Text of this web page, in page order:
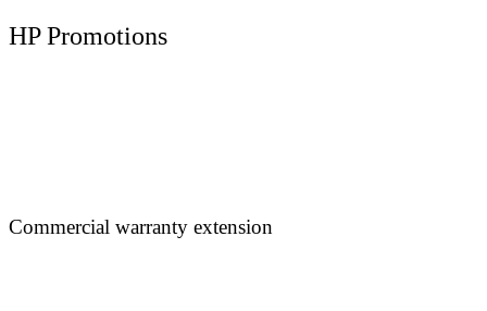
HP Promotions
Commercial warranty extension